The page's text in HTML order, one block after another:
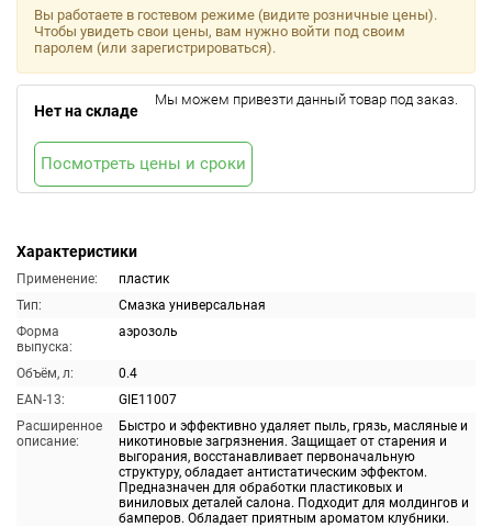
Характеристики
Применение:
пластик
Тип:
Смазка универсальная
Форма
выпуска:
аэрозоль
Объём, л:
0.4
EAN-13:
GIE11007
Расширенное
описание:
Быстро и эффективно удаляет пыль, грязь, масляные и
никотиновые загрязнения. Защищает от старения и
выгорания, восстанавливает первоначальную
структуру, обладает антистатическим эффектом.
Предназначен для обработки пластиковых и
виниловых деталей салона. Подходит для молдингов и
бамперов. Обладает приятным ароматом клубники.
Вы работаете в гостевом режиме (видите розничные цены).
Чтобы увидеть свои цены, вам нужно войти под своим
паролем (или зарегистрироваться).
Нет на складе
Мы можем привезти данный товар под заказ.
Посмотреть цены и сроки